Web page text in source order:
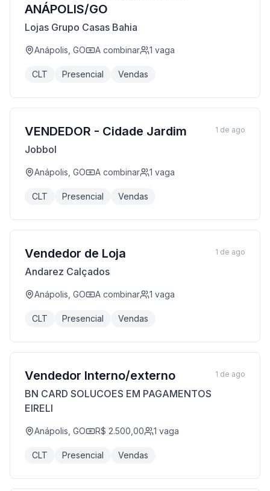
ANÁPOLIS/GO
Lojas Grupo Casas Bahia
Anápolis, GO A combinar 1 vaga
CLT Presencial Vendas
VENDEDOR - Cidade Jardim
Jobbol
Anápolis, GO A combinar 1 vaga
CLT Presencial Vendas
1 de ago
Vendedor de Loja
Andarez Calçados
Anápolis, GO A combinar 1 vaga
CLT Presencial Vendas
1 de ago
Vendedor Interno/externo
BN CARD SOLUCOES EM PAGAMENTOS
EIRELI
Anápolis, GO R$ 2.500,00 1 vaga
CLT Presencial Vendas
1 de ago